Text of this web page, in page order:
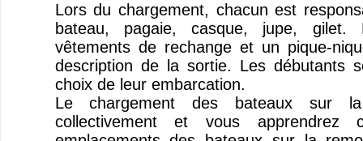
Lors du chargement, chacun est
bateau, pagaie, casque, jupe,
vêtements de rechange et un pique-
description de la sortie. Les débutants
choix de leur embarcation.
Le chargement des bateaux sur
collectivement et vous apprendrez